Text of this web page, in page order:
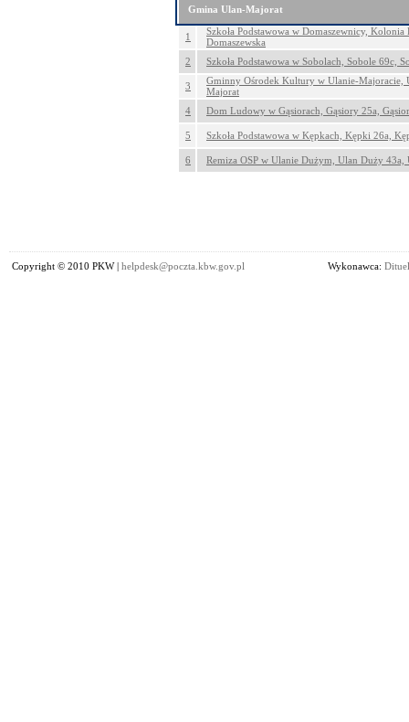
Gmina Ulan-Majorat
1
Szkoła Podstawowa w Domaszewnicy,
Domaszewska
2
Szkoła Podstawowa w Sobolach, Sobole 69c,
3
Gminny Ośrodek Kultury w Ulanie-Majoracie,
Majorat
4
Dom Ludowy w Gąsiorach, Gąsiory 25a,
5 Szkoła Podstawowa w Kępkach, Kępki 26a,
6 Remiza OSP w Ulanie Dużym, Ulan Duży 43a,
Copyright © 2010 PKW | helpdesk@poczta.kbw.gov.pl Wykonawca: